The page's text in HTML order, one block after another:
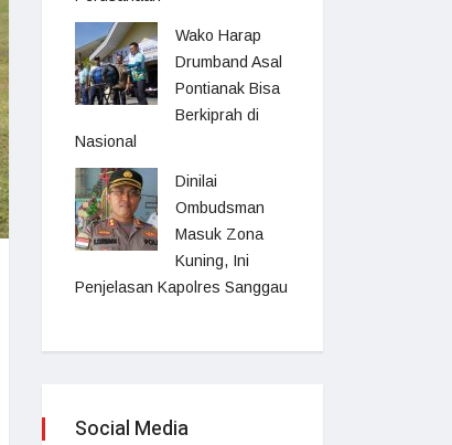
Wako Harap
Drumband Asal
Pontianak Bisa
Berkiprah di
Nasional
Dinilai
Ombudsman
Masuk Zona
Kuning, Ini
Penjelasan Kapolres Sanggau
Social Media